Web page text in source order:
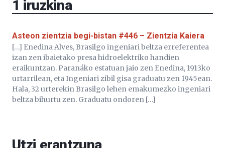
1 iruzkina
Asteon zientzia begi-bistan #446 – Zientzia Kaiera
[…] Enedina Alves, Brasilgo ingeniari beltza erreferentea
izan zen ibaietako presa hidroelektriko handien
eraikuntzan. Paranáko estatuan jaio zen Enedina, 1913ko
urtarrilean, eta Ingeniari zibil gisa graduatu zen 1945ean.
Hala, 32 urterekin Brasilgo lehen emakumezko ingeniari
beltza bihurtu zen. Graduatu ondoren […]